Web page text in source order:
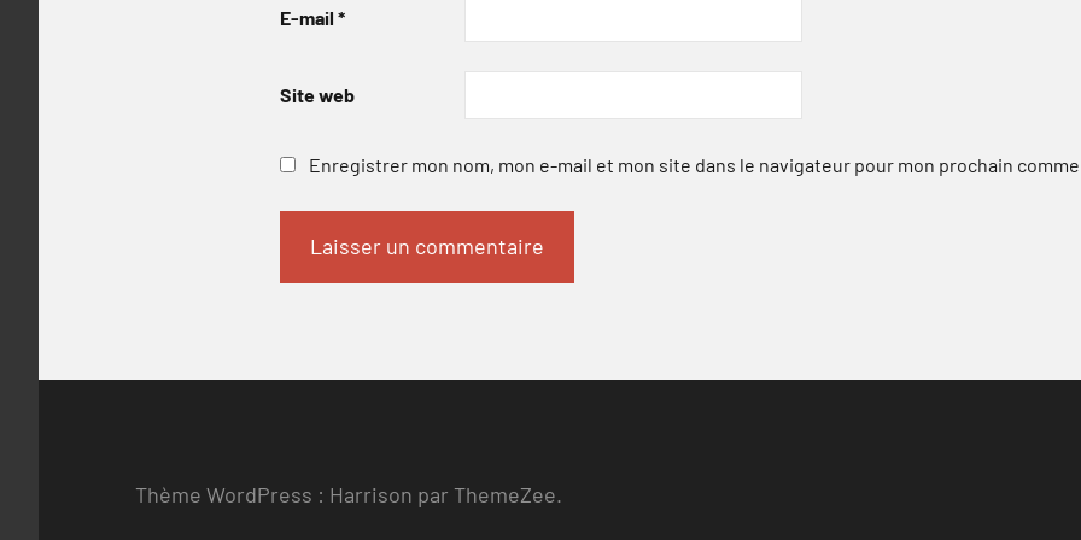
E-mail *
Site web
Enregistrer mon nom, mon e-mail et mon site dans le navigateur pour mon prochain
Thème WordPress : Harrison par ThemeZee.